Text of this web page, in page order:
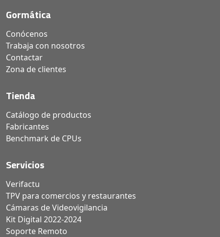
Gormática
Conócenos
Trabaja con nosotros
Contactar
Zona de clientes
Tienda
Catálogo de productos
Fabricantes
Benchmark de CPUs
Servicios
Verifactu
TPV para comercios y restaurantes
Cámaras de Videovigilancia
Kit Digital 2022-2024
Soporte Remoto